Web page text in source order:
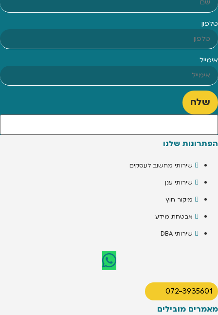
טלפון
אימייל
שלח
הפתרונות שלנו
שירותי מחשוב לעסקים
שירותי ענן
מיקור חוץ
אבטחת מידע
שירותי DBA
072-3935601
מאמרים מובילים